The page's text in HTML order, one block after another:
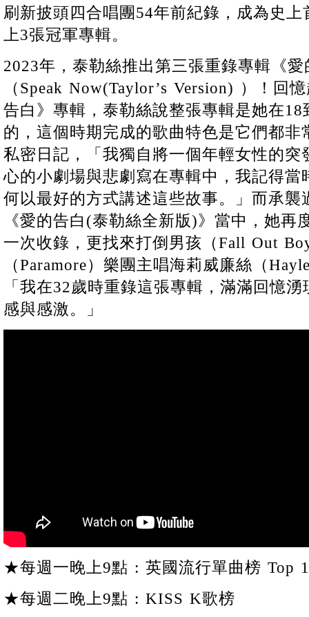
刷新披頭四合唱團54年前紀錄，成為史
上3張冠軍專輯。
2023年，泰勒絲推出第三張重錄專輯《
（Speak Now(Taylor’s Version) ）！回
告白》專輯，泰勒絲說整張專輯是她在
的，這個時期完成的歌曲特色是它們都
私密日記，「我獨自將一個年輕女性的突
心的小劇場與悲劇寫在專輯中，我記得當
何以最好的方式講述這些故事。」而承襲
《愛的告白(泰勒絲全新版)》當中，她再
一次收錄，更找來打倒男孩（Fall Out
（Paramore）樂團主唱海莉威廉絲（
「我在32歲時重錄這張專輯，滿滿回憶
感與感激。」
★每週一晚上9點 : 英國流行單曲榜 Top
★每週二晚上9點 : KISS K歌榜